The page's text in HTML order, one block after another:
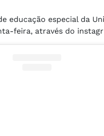
educação especial da
feira, através do